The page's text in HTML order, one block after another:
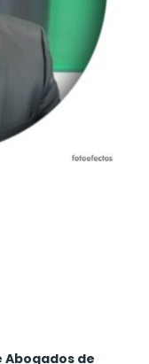
Abogados de